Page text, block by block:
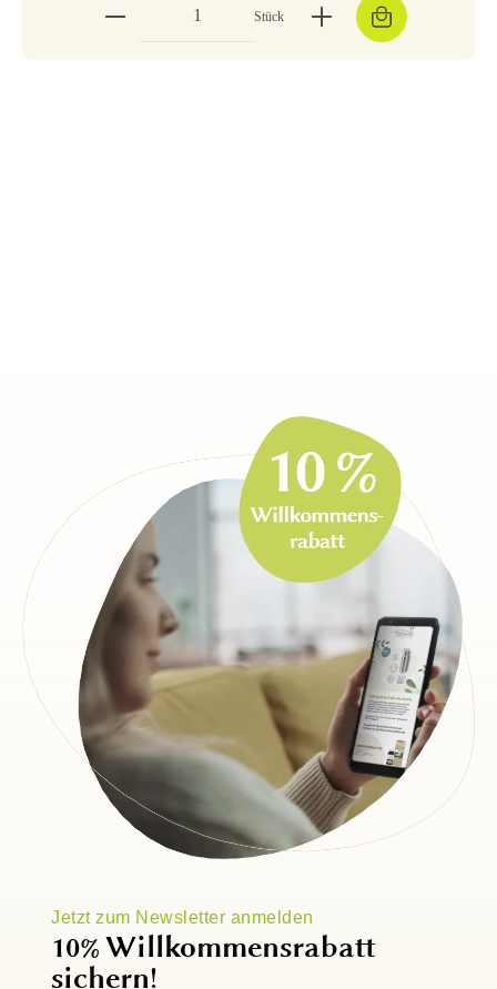
Stück
Jetzt zum Newsletter anmelden
10% Willkommensrabatt
sichern!